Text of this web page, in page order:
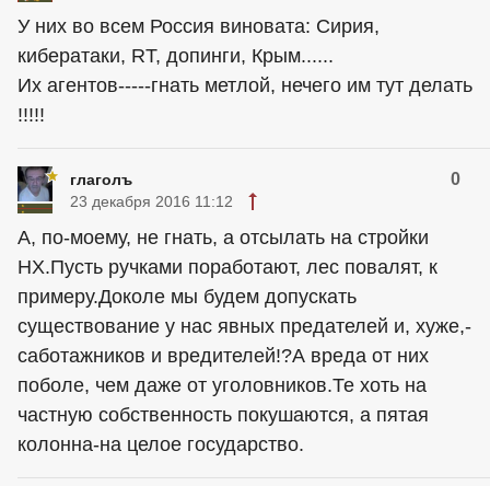
У них во всем Россия виновата: Сирия,
кибератаки, RT, допинги, Крым......
Их агентов-----гнать метлой, нечего им тут делать
!!!!!
глаголъ 0
23 декабря 2016 11:12
А, по-моему, не гнать, а отсылать на стройки
НХ.Пусть ручками поработают, лес повалят, к
примеру.Доколе мы будем допускать
существование у нас явных предателей и, хуже,-
саботажников и вредителей!?А вреда от них
поболе, чем даже от уголовников.Те хоть на
частную собственность покушаются, а пятая
колонна-на целое государство.